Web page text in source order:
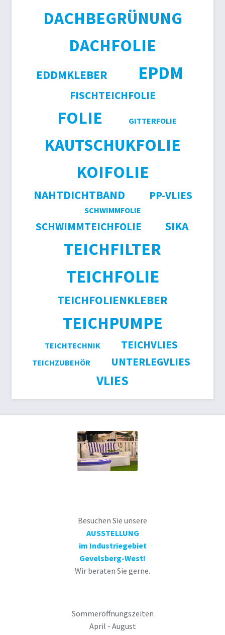
DACHBEGRÜNUNG
DACHFOLIE
EDDMKLEBER EPDM
FISCHTEICHFOLIE
FOLIE GITTERFOLIE
KAUTSCHUKFOLIE
KOIFOLIE
NAHTDICHTBAND PP-VLIES
SCHWIMMFOLIE
SCHWIMMTEICHFOLIE SIKA
TEICHFILTER
TEICHFOLIE
TEICHFOLIENKLEBER
TEICHPUMPE
TEICHTECHNIK TEICHVLIES
TEICHZUBEHÖR UNTERLEGVLIES
VLIES
Besuchen Sie unsere
AUSSTELLUNG
im Industriegebiet
Gevelsberg-West!
Wir beraten Sie gerne.
Sommeröffnungszeiten
April - August